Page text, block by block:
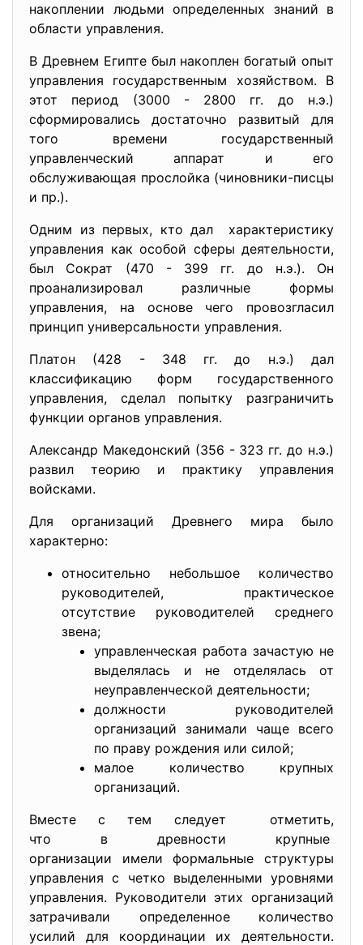
накоплении людьми определенных знаний в
области управления.
В Древнем Египте был накоплен богатый опыт
управления государственным хозяйством. В
этот период (3000 - 2800 гг. до н.э.)
сформировались достаточно развитый для
того времени государственный
управленческий аппарат и его
обслуживающая прослойка (чиновники-писцы
и пр.).
Одним из первых, кто дал характеристику
управления как особой сферы деятельности,
был Сократ (470 - 399 гг. до н.э.). Он
проанализировал различные формы
управления, на основе чего провозгласил
принцип универсальности управления.
Платон (428 - 348 гг. до н.э.) дал
классификацию форм государственного
управления, сделал попытку разграничить
функции органов управления.
Александр Македонский (356 - 323 гг. до н.э.)
развил теорию и практику управления
войсками.
Для организаций Древнего мира было
характерно:
относительно небольшое количество
руководителей, практическое
отсутствие руководителей среднего
звена;
управленческая работа зачастую не
выделялась и не отделялась от
неуправленческой деятельности;
должности руководителей
организаций занимали чаще всего
по праву рождения или силой;
малое количество крупных
организаций.
Вместе с тем следует отметить,
что в древности крупные
организации имели формальные структуры
управления с четко выделенными уровнями
управления. Руководители этих организаций
затрачивали определенное количество
усилий для координации их деятельности.